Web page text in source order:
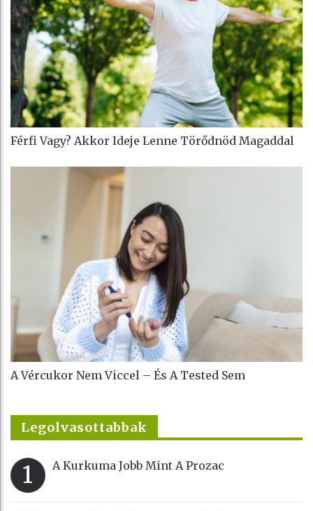
Férfi Vagy? Akkor Ideje Lenne Törődnöd Magaddal
A Vércukor Nem Viccel – És A Tested Sem
Legolvasottabbak
1 A Kurkuma Jobb Mint A Prozac